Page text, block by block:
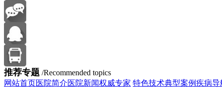
推荐专题 /Recommended topics
网站首页医院简介医院新闻权威专家 特色技术典型案例疾病导